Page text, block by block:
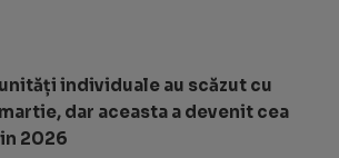
individuale au scăzut cu
dar aceasta a devenit cea
2026